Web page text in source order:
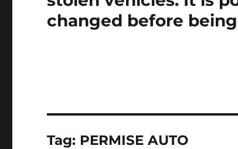
changed before
Tag: PERMISE AUTO